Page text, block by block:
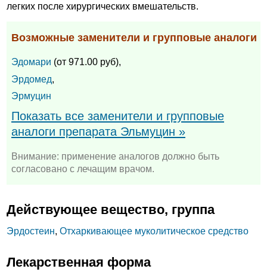
легких после хирургических вмешательств.
Возможные заменители и групповые аналоги
Эдомари (от 971.00 руб),
Эрдомед,
Эрмуцин
Показать все заменители и групповые
аналоги препарата Эльмуцин »
Внимание: применение аналогов должно быть
согласовано с лечащим врачом.
Действующее вещество, группа
Эрдостеин, Отхаркивающее муколитическое средство
Лекарственная форма